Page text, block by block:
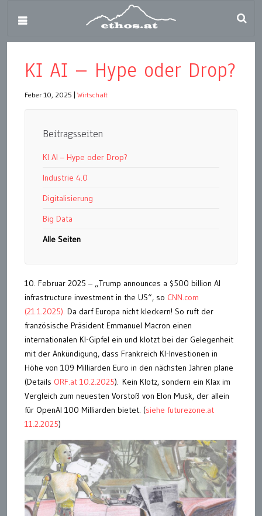
KI AI – Hype oder Drop?
Feber 10, 2025 Wirtschaft
Beitragsseiten
KI AI – Hype oder Drop?
Industrie 4.0
Digitalisierung
Big Data
Alle Seiten
10. Februar 2025 – „Trump announces a $500 billion AI
infrastructure investment in the US“, so CNN.com
(21.1.2025). Da darf Europa nicht kleckern! So ruft der
französische Präsident Emmanuel Macron einen
internationalen KI-Gipfel ein und klotzt bei der Gelegenheit
mit der Ankündigung, dass Frankreich KI-Investionen in
Höhe von 109 Milliarden Euro in den nächsten Jahren plane
(Details ORF.at 10.2.2025). Kein Klotz, sondern ein Klax im
Vergleich zum neuesten Vorstoß von Elon Musk, der allein
für OpenAI 100 Milliarden bietet. (siehe futurezone.at
11.2.2025)